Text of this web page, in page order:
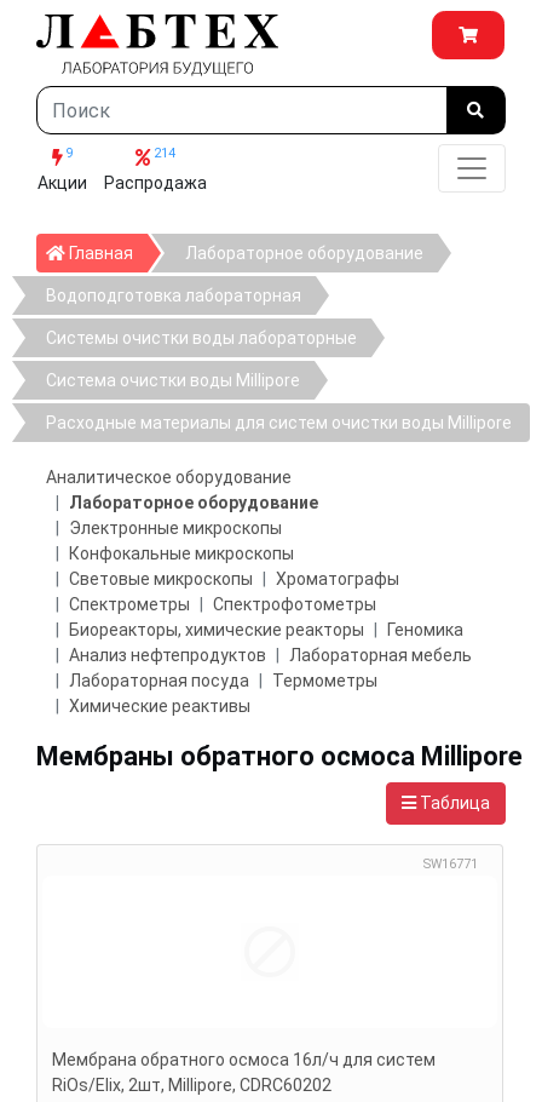
9
Акции
214
Распродажа
Главная ГлавнаяЛабораторное оборудование
Водоподготовка лабораторная
Системы очистки воды лабораторные
Система очистки воды Millipore
Расходные материалы для систем очистки воды Millipore
Аналитическое оборудование
Лабораторное оборудование
Электронные микроскопы
Конфокальные микроскопы
Световые микроскопы
Хроматографы
Спектрометры
Спектрофотометры
Биореакторы, химические реакторы
Геномика
Анализ нефтепродуктов
Лабораторная мебель
Лабораторная посуда
Термометры
Химические реактивы
Мембраны обратного осмоса Millipore
Таблица
SW16771
Мембрана обратного осмоса 16л/ч для систем
RiOs/Elix, 2шт, Millipore, CDRC60202